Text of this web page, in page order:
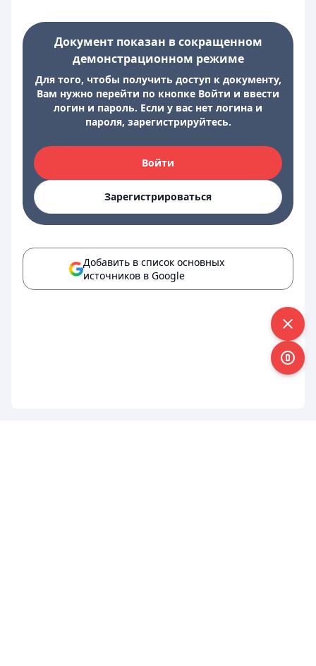
Документ показан в сокращенном
демонстрационном режиме
Для того, чтобы получить доступ к документу,
Вам нужно перейти по кнопке Войти и ввести
логин и пароль. Если у вас нет логина и
пароля, зарегистрируйтесь.
Войти
Зарегистрироваться
Добавить в список основных
источников в Google